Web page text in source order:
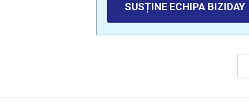
SUSȚINE ECHIPA BIZIDAY